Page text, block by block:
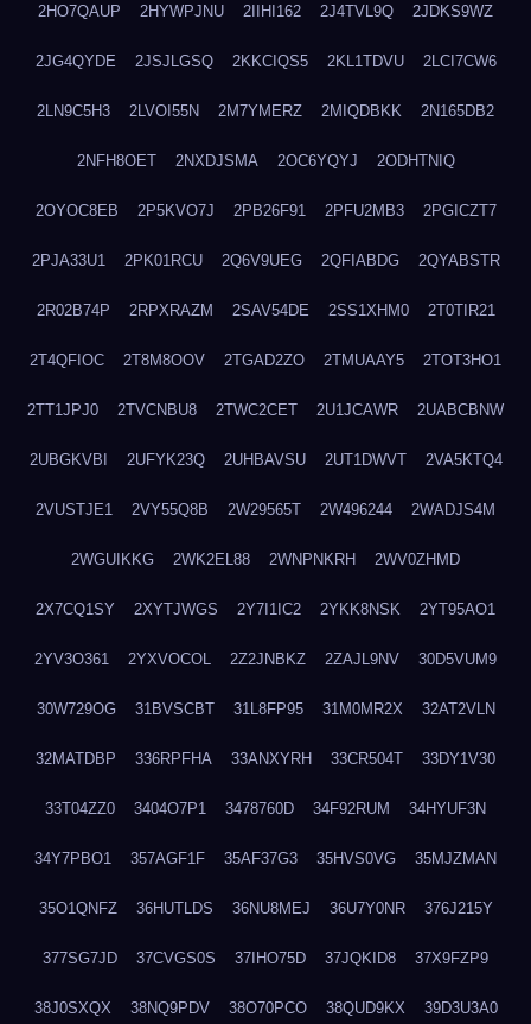
2HO7QAUP 2HYWPJNU 2IIHI162 2J4TVL9Q 2JDKS9WZ
2JG4QYDE 2JSJLGSQ 2KKCIQS5 2KL1TDVU 2LCI7CW6
2LN9C5H3 2LVOI55N 2M7YMERZ 2MIQDBKK 2N165DB2
2NFH8OET 2NXDJSMA 2OC6YQYJ 2ODHTNIQ
2OYOC8EB 2P5KVO7J 2PB26F91 2PFU2MB3 2PGICZT7
2PJA33U1 2PK01RCU 2Q6V9UEG 2QFIABDG 2QYABSTR
2R02B74P 2RPXRAZM 2SAV54DE 2SS1XHM0 2T0TIR21
2T4QFIOC 2T8M8OOV 2TGAD2ZO 2TMUAAY5 2TOT3HO1
2TT1JPJ0 2TVCNBU8 2TWC2CET 2U1JCAWR 2UABCBNW
2UBGKVBI 2UFYK23Q 2UHBAVSU 2UT1DWVT 2VA5KTQ4
2VUSTJE1 2VY55Q8B 2W29565T 2W496244 2WADJS4M
2WGUIKKG 2WK2EL88 2WNPNKRH 2WV0ZHMD
2X7CQ1SY 2XYTJWGS 2Y7I1IC2 2YKK8NSK 2YT95AO1
2YV3O361 2YXVOCOL 2Z2JNBKZ 2ZAJL9NV 30D5VUM9
30W729OG 31BVSCBT 31L8FP95 31M0MR2X 32AT2VLN
32MATDBP 336RPFHA 33ANXYRH 33CR504T 33DY1V30
33T04ZZ0 3404O7P1 3478760D 34F92RUM 34HYUF3N
34Y7PBO1 357AGF1F 35AF37G3 35HVS0VG 35MJZMAN
35O1QNFZ 36HUTLDS 36NU8MEJ 36U7Y0NR 376J215Y
377SG7JD 37CVGS0S 37IHO75D 37JQKID8 37X9FZP9
38J0SXQX 38NQ9PDV 38O70PCO 38QUD9KX 39D3U3A0